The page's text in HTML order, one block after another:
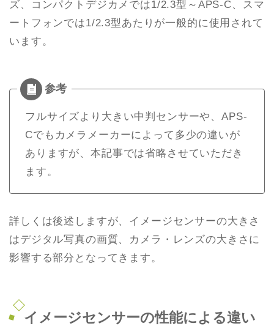
ズ、コンパクトデジカメでは1/2.3型～APS-C、スマ
ートフォンでは1/2.3型あたりが一般的に使用されて
います。
フルサイズより大きい中判センサーや、APS-
Cでもカメラメーカーによって多少の違いが
ありますが、本記事では省略させていただき
ます。
詳しくは後述しますが、イメージセンサーの大きさ
はデジタル写真の画質、カメラ・レンズの大きさに
影響する部分となってきます。
イメージセンサーの性能による違い